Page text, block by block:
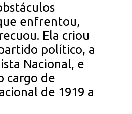
enfrentou,
Ela criou
político, a
Nacional, e
cargo de
de 1919 a